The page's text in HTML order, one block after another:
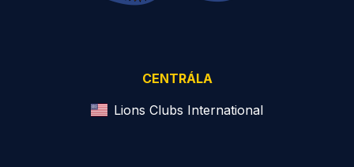
CENTRÁLA
Lions Clubs International